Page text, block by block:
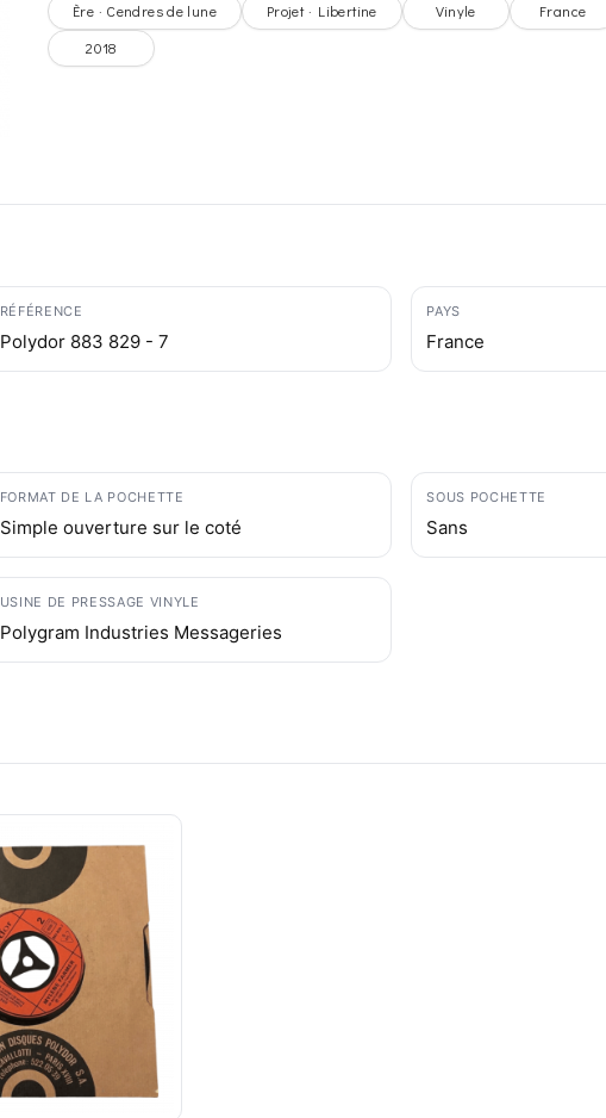
Ère · Cendres de lune Projet · Libertine Vinyle France
2018
RÉFÉRENCE
Polydor 883 829 - 7
PAYS
France
FORMAT DE LA POCHETTE
Simple ouverture sur le coté
SOUS POCHETTE
Sans
USINE DE PRESSAGE VINYLE
Polygram Industries Messageries